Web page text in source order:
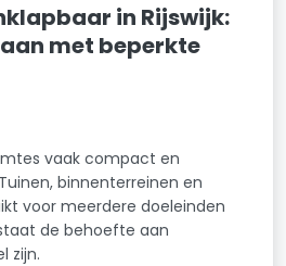
in Rijswijk:
met beperkte
vaak compact en
binnenterreinen en
voor meerdere doeleinden
de behoefte aan
zijn.